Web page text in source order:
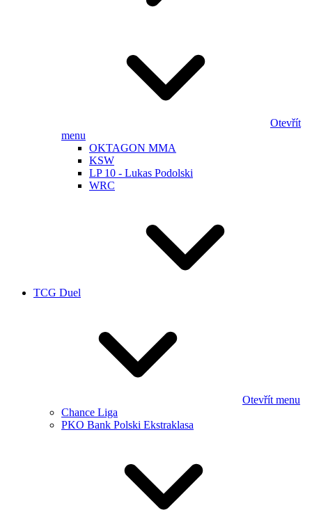
Otevřít
menu
OKTAGON MMA
KSW
LP 10 - Lukas Podolski
WRC
TCG Duel
Otevřít menu
Chance Liga
PKO Bank Polski Ekstraklasa